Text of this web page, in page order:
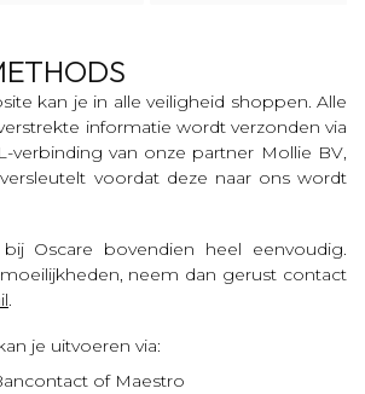
kan je in alle veiligheid shoppen. Alle
informatie wordt verzonden via
verbinding van onze partner Mollie BV,
voordat deze naar ons wordt
Oscare bovendien heel eenvoudig.
neem dan gerust contact
.
je uitvoeren via:
of Maestro